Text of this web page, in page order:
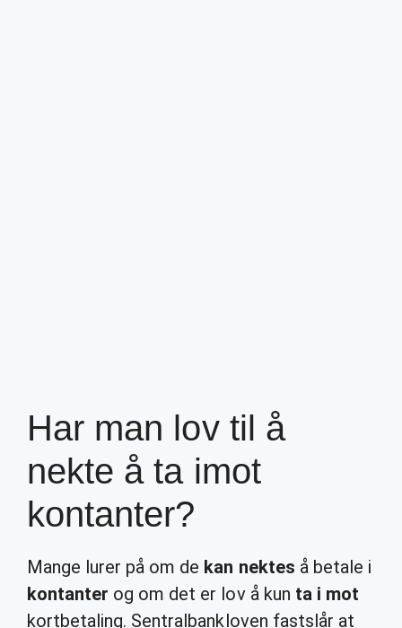
Har man lov til å
nekte å ta imot
kontanter?
Mange lurer på om de kan nektes å betale i
kontanter og om det er lov å kun ta i mot
kortbetaling. Sentralbankloven fastslår at